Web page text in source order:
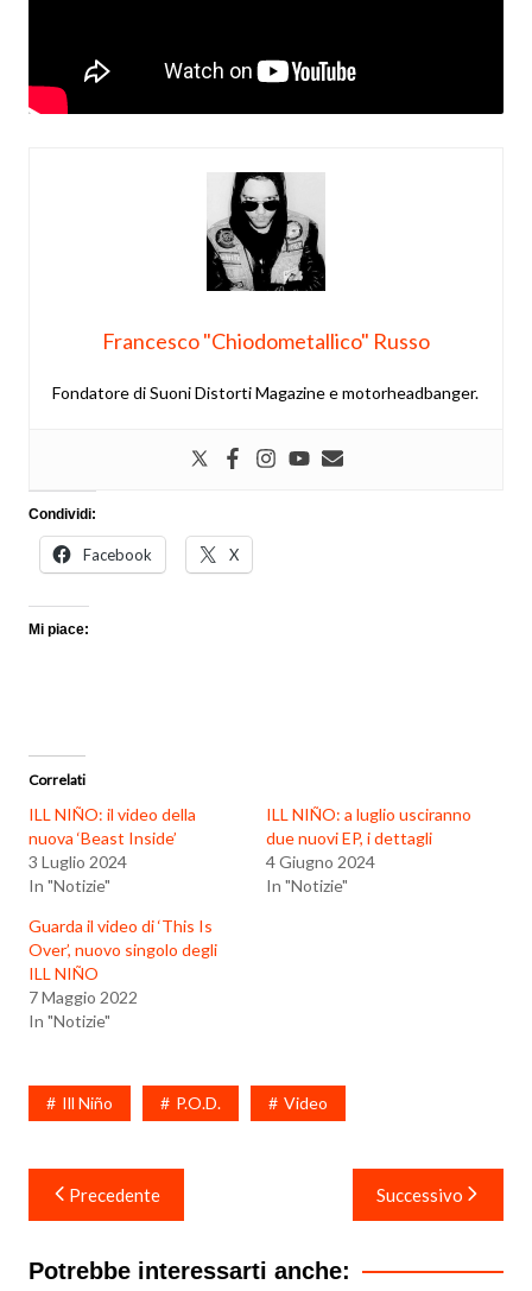
Francesco "Chiodometallico" Russo
Fondatore di Suoni Distorti Magazine e motorheadbanger.
Condividi:
Facebook X
Mi piace:
Correlati
ILL NIÑO: il video della
nuova ‘Beast Inside’
3 Luglio 2024
In "Notizie"
ILL NIÑO: a luglio usciranno
due nuovi EP, i dettagli
4 Giugno 2024
In "Notizie"
Guarda il video di ‘This Is
Over’, nuovo singolo degli
ILL NIÑO
7 Maggio 2022
In "Notizie"
Ill Niño P.O.D. Video
Navigazione
articoli
Precedente Successivo
Potrebbe interessarti anche: